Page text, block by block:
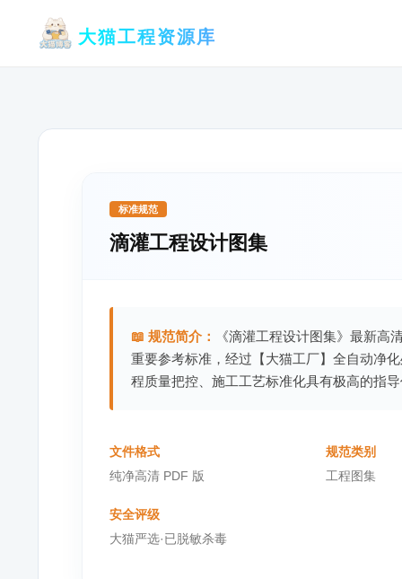
大猫工程资源库
标准规范
滴灌工程设计图集
📖 规范简介：
《滴灌工程设计图集》最新高
重要参考标准，经过【大猫工厂】全自动净
程质量把控、施工工艺标准化具有极高的指
文件格式
纯净高清 PDF 版
规范类别
工程图集
安全评级
大猫严选·已脱敏杀毒